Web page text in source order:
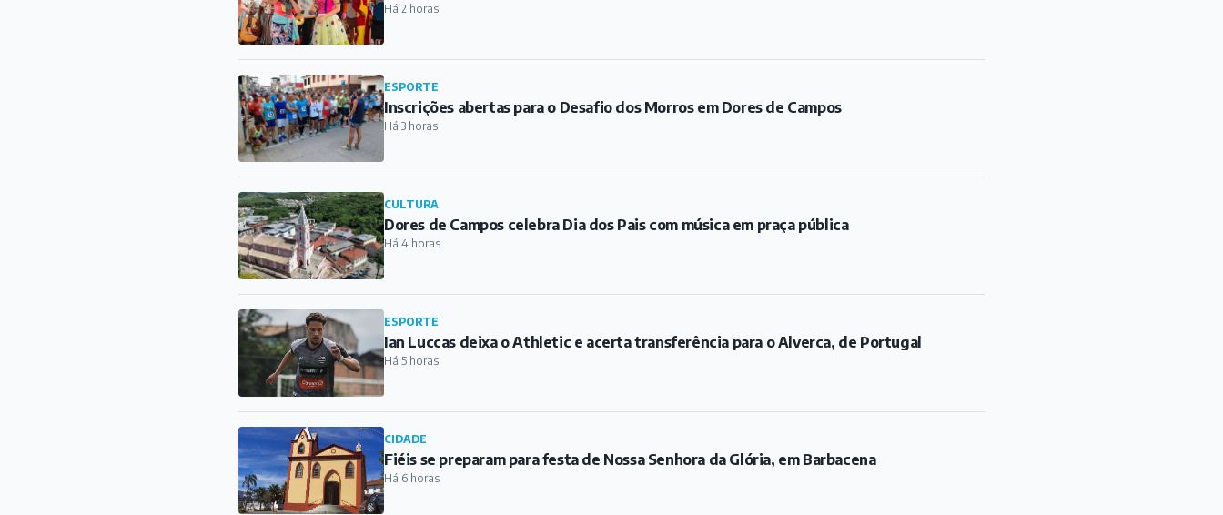
Há 2 horas
ESPORTE
Inscrições abertas para o Desafio dos Morros em Dores de Campos
Há 3 horas
CULTURA
Dores de Campos celebra Dia dos Pais com música em praça pública
Há 4 horas
ESPORTE
Ian Luccas deixa o Athletic e acerta transferência para o Alverca, de Portugal
Há 5 horas
CIDADE
Fiéis se preparam para festa de Nossa Senhora da Glória, em Barbacena
Há 6 horas